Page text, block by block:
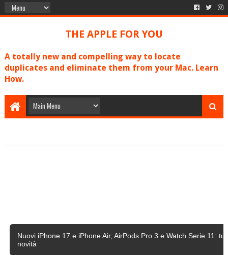
THE APPLE FOR YOU
A totally new and compelling way to locate
duplicates and eliminate them from your Mac. Learn
How.
Nuovi iPhone 17 e iPhone Air, AirPods Pro 3 e Watch Serie 11:
novità